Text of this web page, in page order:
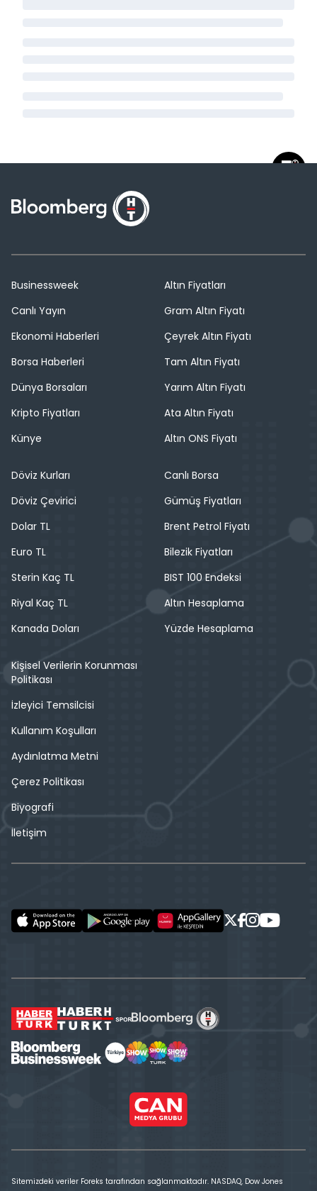
Businessweek
Canlı Yayın
Ekonomi Haberleri
Borsa Haberleri
Dünya Borsaları
Kripto Fiyatları
Künye
Altın Fiyatları
Gram Altın Fiyatı
Çeyrek Altın Fiyatı
Tam Altın Fiyatı
Yarım Altın Fiyatı
Ata Altın Fiyatı
Altın ONS Fiyatı
Döviz Kurları
Döviz Çevirici
Dolar TL
Euro TL
Sterin Kaç TL
Riyal Kaç TL
Kanada Doları
Canlı Borsa
Gümüş Fiyatları
Brent Petrol Fiyatı
Bilezik Fiyatları
BIST 100 Endeksi
Altın Hesaplama
Yüzde Hesaplama
Kişisel Verilerin Korunması
Politikası
İzleyici Temsilcisi
Kullanım Koşulları
Aydınlatma Metni
Çerez Politikası
Biyografi
İletişim
Sitemizdeki veriler Foreks tarafından sağlanmaktadır. NASDAQ, Dow Jones